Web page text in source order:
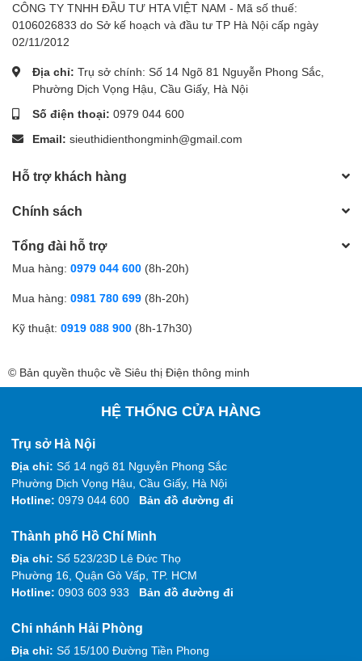
CÔNG TY TNHH ĐẦU TƯ HTA VIỆT NAM - Mã số thuế:
0106026833 do Sở kế hoạch và đầu tư TP Hà Nội cấp ngày
02/11/2012
Địa chỉ: Trụ sở chính: Số 14 Ngõ 81 Nguyễn Phong Sắc,
Phường Dịch Vọng Hậu, Cầu Giấy, Hà Nội
Số điện thoại: 0979 044 600
Email: sieuthidienthongminh@gmail.com
Hỗ trợ khách hàng
Chính sách
Tổng đài hỗ trợ
Mua hàng: 0979 044 600 (8h-20h)
Mua hàng: 0981 780 699 (8h-20h)
Kỹ thuật: 0919 088 900 (8h-17h30)
© Bản quyền thuộc về Siêu thị Điện thông minh
HỆ THỐNG CỬA HÀNG
Trụ sở Hà Nội
Địa chỉ: Số 14 ngõ 81 Nguyễn Phong Sắc
Phường Dịch Vọng Hậu, Cầu Giấy, Hà Nội
Hotline: 0979 044 600 Bản đồ đường đi
Thành phố Hồ Chí Minh
Địa chỉ: Số 523/23D Lê Đức Thọ
Phường 16, Quận Gò Vấp, TP. HCM
Hotline: 0903 603 933 Bản đồ đường đi
Chi nhánh Hải Phòng
Địa chỉ: Số 15/100 Đường Tiền Phong